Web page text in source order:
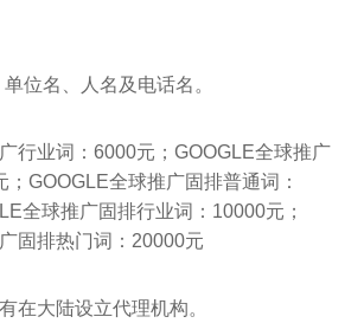
位名、人名及电话名。
行业词：6000元；GOOGLE全球推广
GOOGLE全球推广固排普通词：
全球推广固排行业词：10000元；
固排热门词：20000元
在大陆设立代理机构。